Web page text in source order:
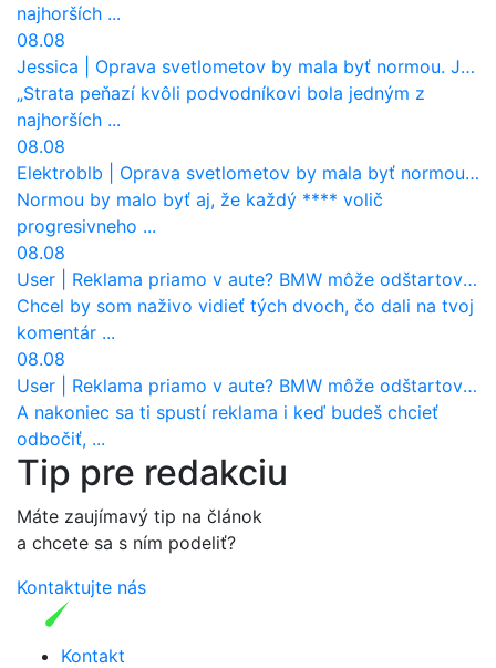
najhorších ...
08.08
Jessica
Oprava svetlometov by mala byť normou. Jeden nový dnes stojí priemerne 1251 eur!
„Strata peňazí kvôli podvodníkovi bola jedným z
najhorších ...
08.08
Elektroblb
Oprava svetlometov by mala byť normou. Jeden nový dnes stojí priemerne 1251 eur!
Normou by malo byť aj, že každý **** volič
progresivneho ...
08.08
User
Reklama priamo v aute? BMW môže odštartovať nový trend
Chcel by som naživo vidieť tých dvoch, čo dali na tvoj
komentár ...
08.08
User
Reklama priamo v aute? BMW môže odštartovať nový trend
A nakoniec sa ti spustí reklama i keď budeš chcieť
odbočiť, ...
Tip pre redakciu
Máte zaujímavý tip na článok
a chcete sa s ním podeliť?
Kontaktujte nás
Kontakt